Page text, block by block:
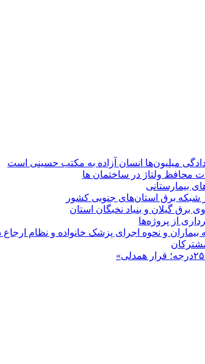
میلیون‌ها انسان آزاده به مکتب حسینی است
محافظ ولتاژ در ساختمان ها
بیمارستانی
شبكه برق استان‌های جنوبی كشور
برق گیلان و بنیاد نخبگان استان
از پروژه‌ها
بیماران و نحوه اجرای پزشک خانواده و نظام